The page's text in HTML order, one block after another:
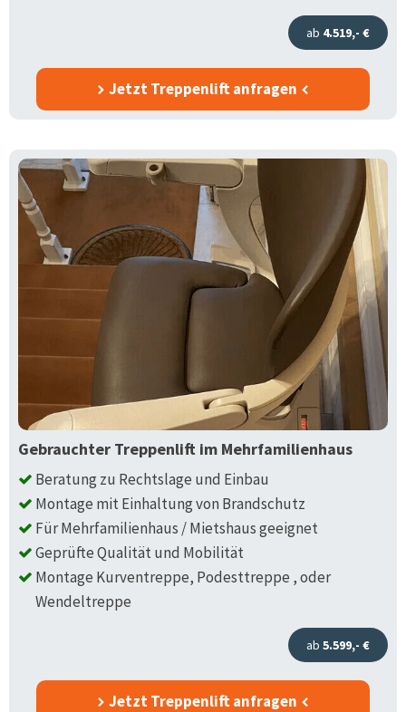
ab 4.519,- €
Jetzt Treppenlift anfragen
Gebrauchter Treppenlift im Mehrfamilienhaus
Beratung zu Rechtslage und Einbau
Montage mit Einhaltung von Brandschutz
Für Mehrfamilienhaus / Mietshaus geeignet
Geprüfte Qualität und Mobilität
Montage Kurventreppe, Podesttreppe , oder
Wendeltreppe
ab 5.599,- €
Jetzt Treppenlift anfragen